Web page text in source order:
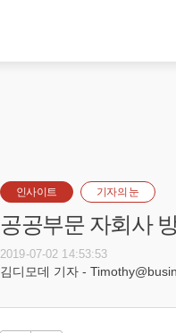
인사이트 기자의 눈
공공부문 자회사
2019-07-02 14:53:53
김디모데 기자 -